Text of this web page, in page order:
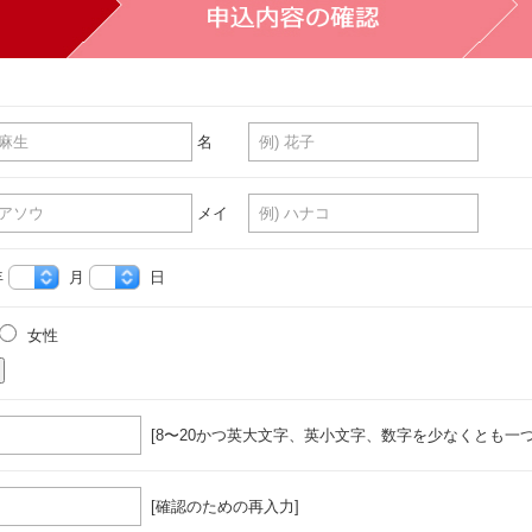
名
メイ
月 日
女性
[8〜20かつ英大文字、英小文字、数字を少なくとも一
[確認のための再入力]